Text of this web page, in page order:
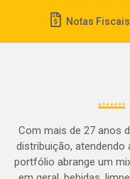
Notas Fiscais
Com mais de 27 anos
distribuição, atendendo
portfólio abrange um